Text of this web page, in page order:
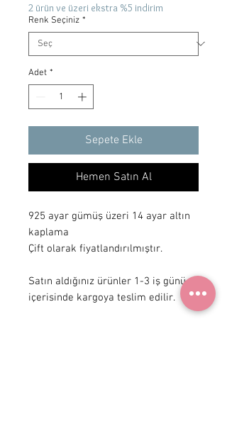
2 ürün ve üzeri ekstra %5 indirim
Renk Seçiniz *
Adet *
Sepete Ekle
Hemen Satın Al
925 ayar gümüş üzeri 14 ayar altın
kaplama
Çift olarak fiyatlandırılmıştır.
Satın aldığınız ürünler 1-3 iş günü
içerisinde kargoya teslim edilir.